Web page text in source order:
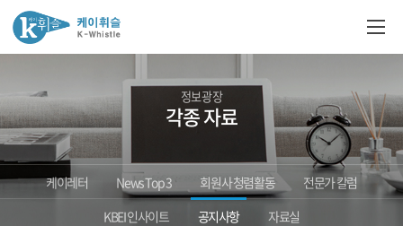
정보광장
각종 자료
케이레터 News Top 3 회원사 청렴활동
전문가 칼럼
KBEI 인사이트
공지사항 자료실